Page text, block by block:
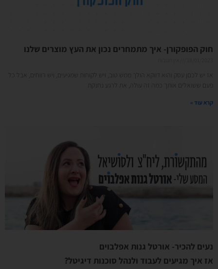
חוק הפופקורן- איך מתמחרים נכון את העץ מוצרים שלנו
אז יש לכםן עסק והוא דווקא הולך ממש טוב, ויש לקוחות שמגיעים, ויש רווחים, אבל כל
פעם ששואלים אותך כמה זה עולה, את לרגע נחנקת
קרא עוד »
נעים להכיר- אורטל גנות אפלבוים
אז איך מגיעים לעבוד ולנהל סוכנות דיגיטל?